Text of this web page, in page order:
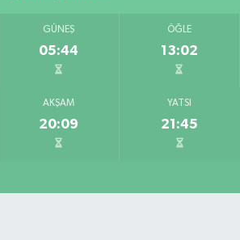
GÜNEŞ
05:44
ÖĞLE
13:02
AKŞAM
20:09
YATSI
21:45